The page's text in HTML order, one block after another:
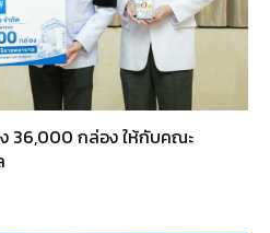
36,000 กล่อง ให้กับคณะ